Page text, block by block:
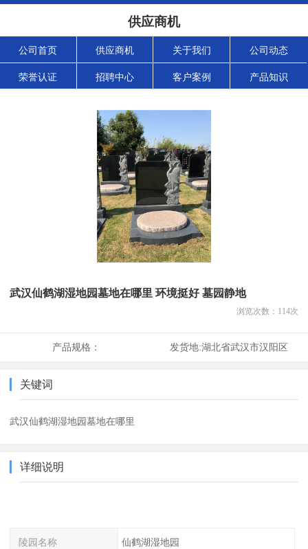
供应商机
公司首页 供应商机 关于我们 公司动态
荣誉认证 招聘中心 客户案例 产品知识
武汉仙鹤湖湿地园墓地在哪里 环境挺好 墓园静地
浏览次数： 114次
产品规格： 发货地:湖北省武汉市汉阳区
关键词
武汉仙鹤湖湿地园墓地在哪里
详细说明
陵园名称 仙鹤湖湿地园